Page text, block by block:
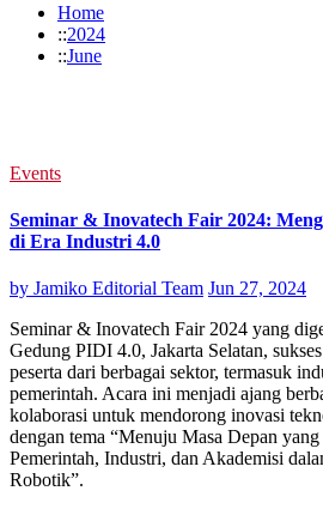
Home
2024
June
Events
Seminar & Inovatech Fair 2024:
di Era Industri 4.0
by Jamiko Editorial Team Jun 27, 2024
Seminar & Inovatech Fair 2024 yang
Gedung PIDI 4.0, Jakarta Selatan,
peserta dari berbagai sektor, termasuk
pemerintah. Acara ini menjadi ajang
kolaborasi untuk mendorong inovasi
dengan tema “Menuju Masa Depan
Pemerintah, Industri, dan Akademisi
Robotik”.